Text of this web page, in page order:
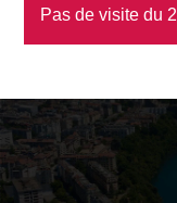
Pas de visite du